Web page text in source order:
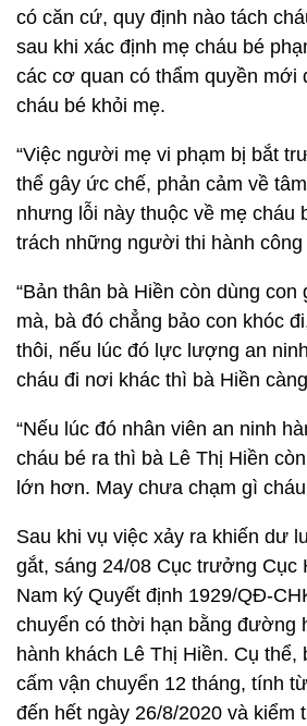
có căn cứ, quy định nào tách
sau khi xác định mẹ cháu bé
các cơ quan có thẩm quyền mới
cháu bé khỏi mẹ.
“Việc người mẹ vi phạm bị bắt
thể gây ức chế, phản cảm về
nhưng lỗi này thuộc về mẹ cháu
trách những người thi hành công
“Bản thân bà Hiền còn dùng
mà, bà đó chẳng bảo con khóc
thôi, nếu lúc đó lực lượng an
cháu đi nơi khác thì bà Hiền
“Nếu lúc đó nhân viên an ninh
cháu bé ra thì bà Lê Thị Hiền
lớn hơn. May chưa chạm gì cháu
Sau khi vụ việc xảy ra khiến dư
gắt, sáng 24/08 Cục trưởng Cục
Nam ký Quyết định 1929/QĐ-
chuyển có thời hạn bằng đường
hành khách Lê Thị Hiền. Cụ thể,
cấm vận chuyển 12 tháng, tính
đến hết ngày 26/8/2020 và kiểm